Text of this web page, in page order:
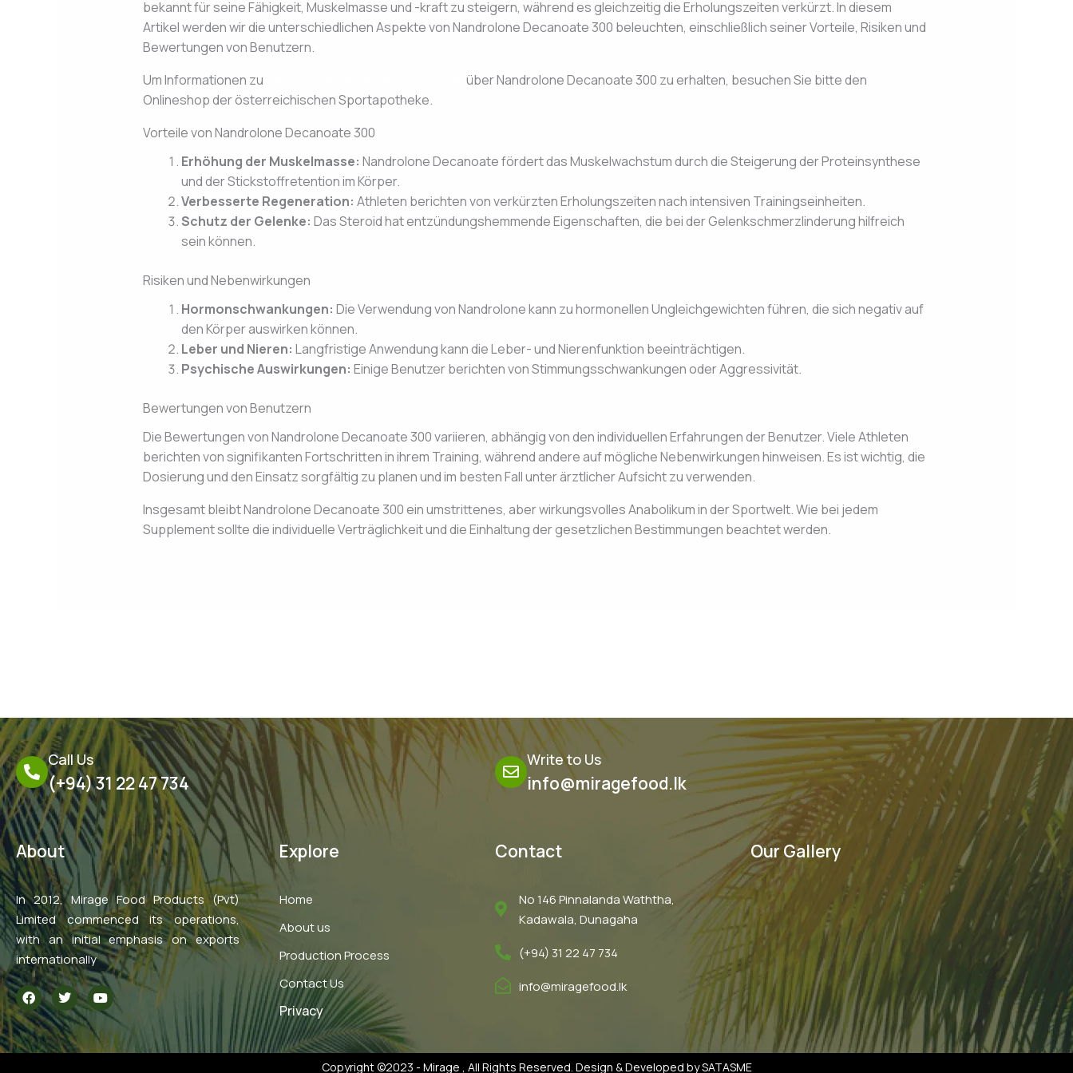
bekannt für seine Fähigkeit, Muskelmasse und -kraft zu steigern, während es gleichzeitig die Erholungszeiten verkürzt. In diesem
Artikel werden wir die unterschiedlichen Aspekte von Nandrolone Decanoate 300 beleuchten, einschließlich seiner Vorteile, Risiken und
Bewertungen von Benutzern.
Um Informationen zu
über Nandrolone Decanoate 300 zu erhalten, besuchen Sie bitte den
Onlineshop der österreichischen Sportapotheke.
Vorteile von Nandrolone Decanoate 300
Erhöhung der Muskelmasse: Nandrolone Decanoate fördert das Muskelwachstum durch die Steigerung der Proteinsynthese
und der Stickstoffretention im Körper.
Verbesserte Regeneration: Athleten berichten von verkürzten Erholungszeiten nach intensiven Trainingseinheiten.
Schutz der Gelenke: Das Steroid hat entzündungshemmende Eigenschaften, die bei der Gelenkschmerzlinderung hilfreich
sein können.
Risiken und Nebenwirkungen
Hormonschwankungen: Die Verwendung von Nandrolone kann zu hormonellen Ungleichgewichten führen, die sich negativ auf
den Körper auswirken können.
Leber und Nieren: Langfristige Anwendung kann die Leber- und Nierenfunktion beeinträchtigen.
Psychische Auswirkungen: Einige Benutzer berichten von Stimmungsschwankungen oder Aggressivität.
Bewertungen von Benutzern
Die Bewertungen von Nandrolone Decanoate 300 variieren, abhängig von den individuellen Erfahrungen der Benutzer. Viele Athleten
berichten von signifikanten Fortschritten in ihrem Training, während andere auf mögliche Nebenwirkungen hinweisen. Es ist wichtig, die
Dosierung und den Einsatz sorgfältig zu planen und im besten Fall unter ärztlicher Aufsicht zu verwenden.
Insgesamt bleibt Nandrolone Decanoate 300 ein umstrittenes, aber wirkungsvolles Anabolikum in der Sportwelt. Wie bei jedem
Supplement sollte die individuelle Verträglichkeit und die Einhaltung der gesetzlichen Bestimmungen beachtet werden.
Call Us
(+94) 31 22 47 734
Write to Us
info@miragefood.lk
About
In 2012, Mirage Food Products (Pvt)
Limited commenced its operations,
with an initial emphasis on exports
internationally
F
a
c
e
b
o
T
w
i
t
t
e
Y
o
u
t
u
b
Explore
Home
About us
Production Process
Contact Us
Privacy
Contact
No 146 Pinnalanda Waththa,
Kadawala, Dunagaha
(+94) 31 22 47 734
info@miragefood.lk
Our Gallery
Copyright ©2023 - Mirage , All Rights Reserved. Design & Developed by SATASME